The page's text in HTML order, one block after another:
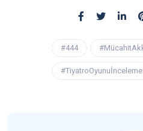
#444
#TiyatroOyunuİnceleme